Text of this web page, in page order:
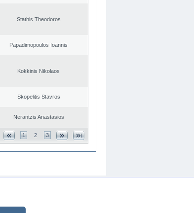
Stathis Theodoros
Papadimopoulos Ioannis
Kokkinis Nikolaos
Skopelitis Stavros
Nerantzis Anastasios
1 2 3